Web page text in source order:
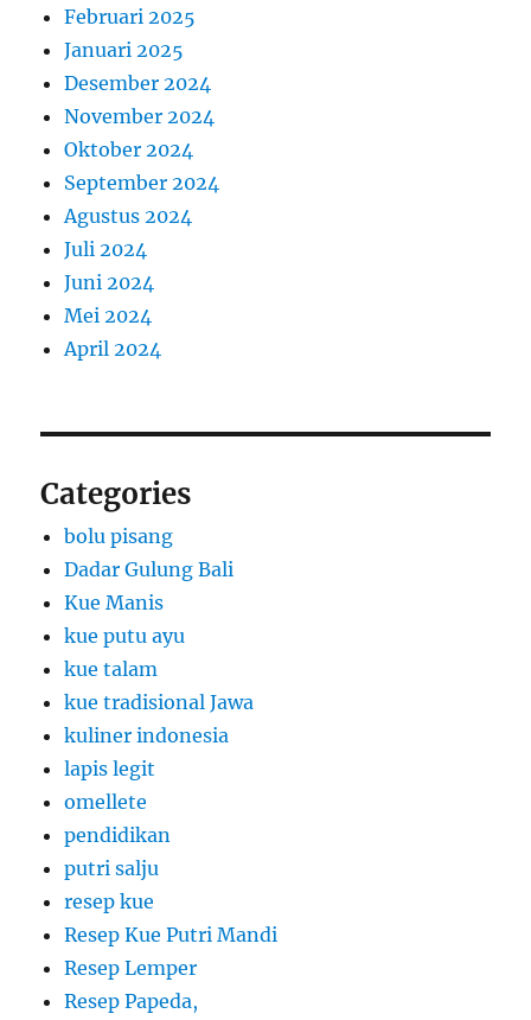
Februari 2025
Januari 2025
Desember 2024
November 2024
Oktober 2024
September 2024
Agustus 2024
Juli 2024
Juni 2024
Mei 2024
April 2024
Categories
bolu pisang
Dadar Gulung Bali
Kue Manis
kue putu ayu
kue talam
kue tradisional Jawa
kuliner indonesia
lapis legit
omellete
pendidikan
putri salju
resep kue
Resep Kue Putri Mandi
Resep Lemper
Resep Papeda,